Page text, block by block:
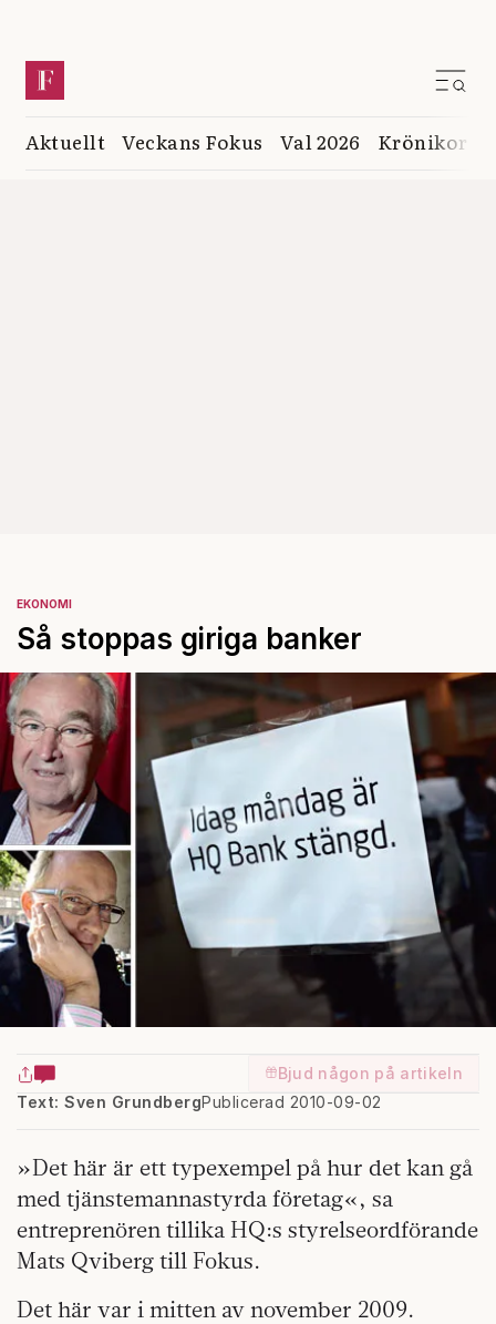
Aktuellt Veckans Fokus Val 2026 Krönikor
EKONOMI
Så stoppas giriga banker
Bjud någon på artikeln
Text: Sven GrundbergPublicerad 2010-09-02
»Det här är ett typexempel på hur det kan gå
med tjänstemannastyrda företag«, sa
entreprenören tillika HQ:s styrelseordförande
Mats Qviberg till Fokus.
Det här var i mitten av november 2009.